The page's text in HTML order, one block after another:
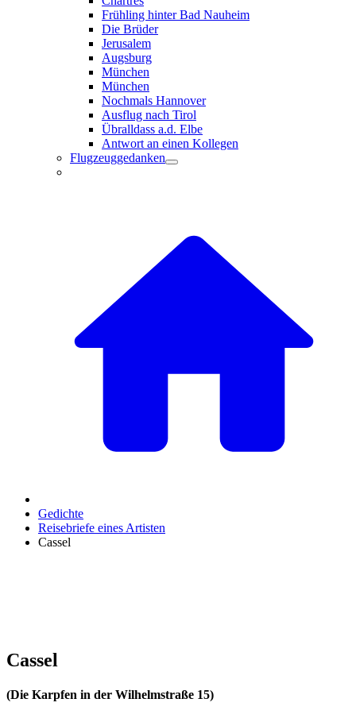
Frühling hinter Bad Nauheim
Die Brüder
Jerusalem
Augsburg
München
München
Nochmals Hannover
Ausflug nach Tirol
Übralldass a.d. Elbe
Antwort an einen Kollegen
Flugzeuggedanken
Gedichte
Reisebriefe eines Artisten
Cassel
Cassel
(Die Karpfen in der Wilhelmstraße 15)